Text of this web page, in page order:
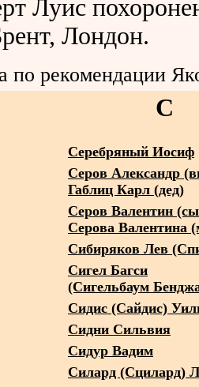
Луис
Лондон.
по рекомендации
С
Серебряный Иосиф
Серов Александр
Габлиц Карл (дед)
Серов Валентин
Серова Валентина
Сибиряков Лев
Сигел Багси
(Сигельбаум
Сидис (Сайдис)
Сидни Сильвия
Сидур Вадим
Силард (Сцилард)